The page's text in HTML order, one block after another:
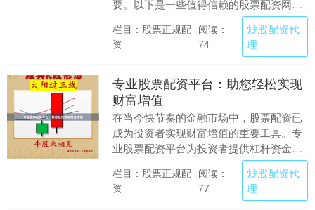
要。以下是一些值得信赖的股票配资网
站： **1. 恒信证券** 恒信证券是一家老牌
券商，拥....
栏目：股票正规配
资
阅读：
74
炒股配资代
理
专业股票配资平台：助您轻松实现
财富增值
在当今快节奏的金融市场中，股票配资已
成为投资者实现财富增值的重要工具。专
业股票配资平台为投资者提供杠杆资金炒
股配资代理，放大投资收益，同时管理风
险。 **杠杆优....
栏目：股票正规配
资
阅读：
77
炒股配资代
理